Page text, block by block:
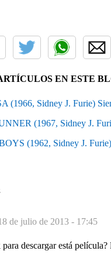
EN ESTE
(1966, Sidney J. Furie)
(1967, Sidney J.
(1962, Sidney J. Furie)
de julio de 2013 - 17:45
descargar está película?